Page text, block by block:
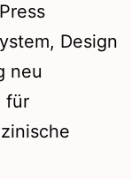
Design
neu
für